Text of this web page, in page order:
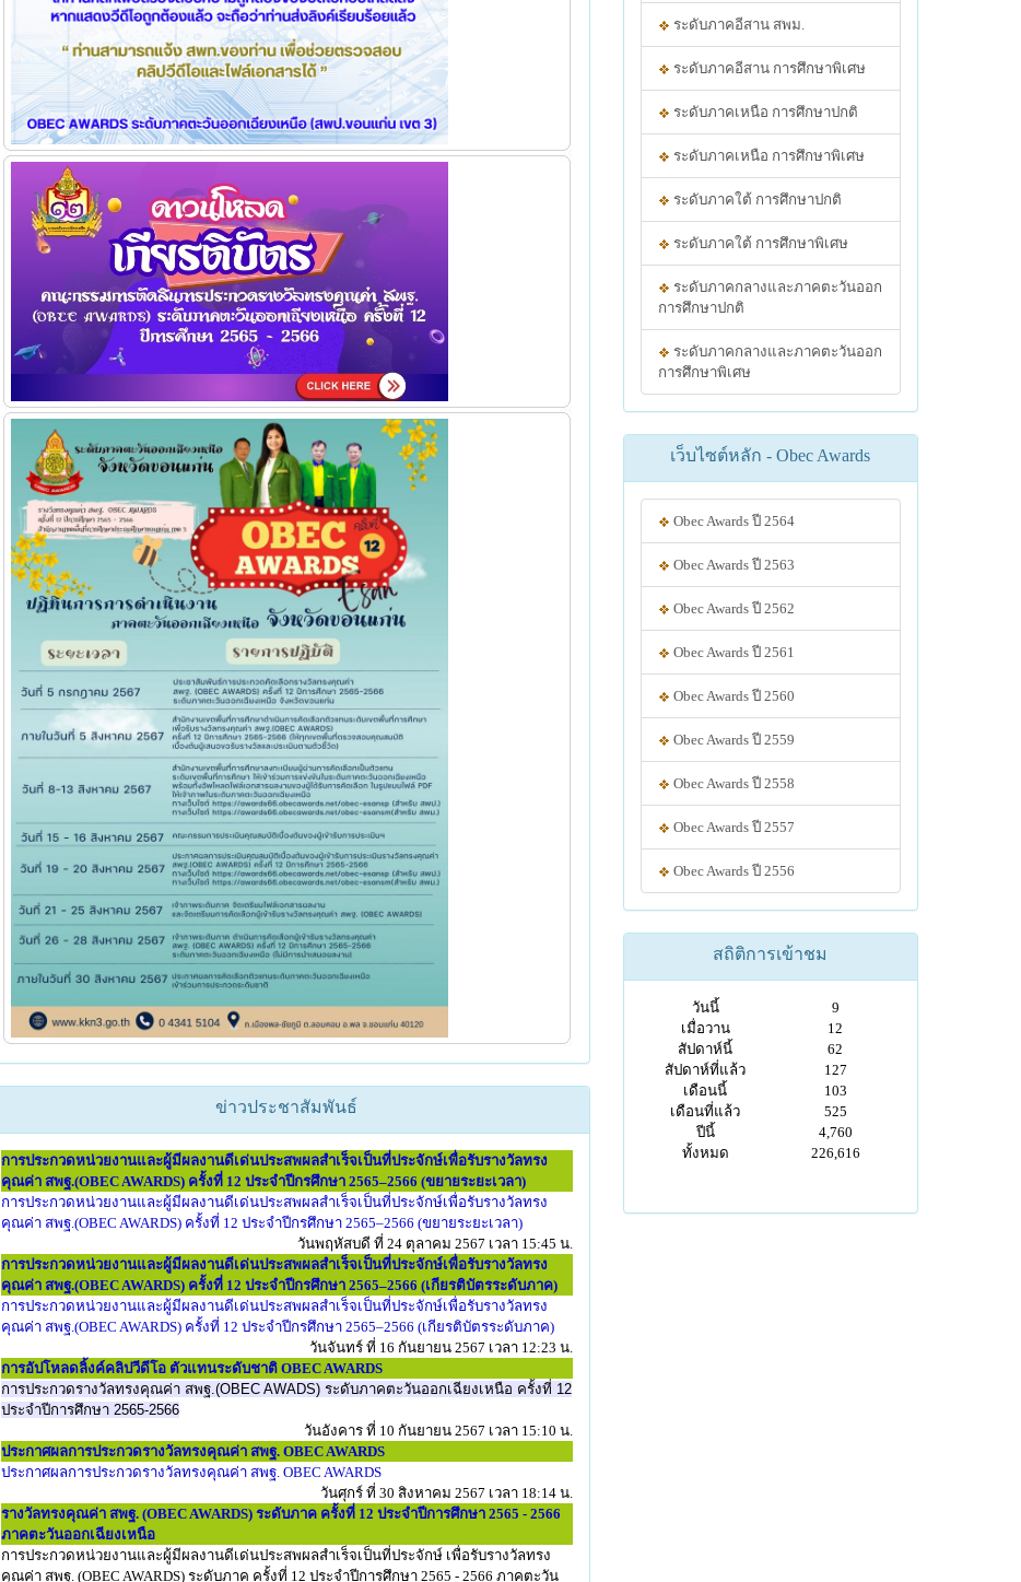
ข่าวประชาสัมพันธ์
การประกวดหน่วยงานและผู้มีผลงานดีเด่นประสพผลสำเร็จเป็นที่ประจักษ์เพื่อรับรางวัลทรง
คุณค่า สพฐ.(OBEC AWARDS) ครั้งที่ 12 ประจำปีกรศึกษา 2565–2566 (ขยายระยะเวลา)
การประกวดหน่วยงานและผู้มีผลงานดีเด่นประสพผลสำเร็จเป็นที่ประจักษ์เพื่อรับรางวัลทรง
คุณค่า สพฐ.(OBEC AWARDS) ครั้งที่ 12 ประจำปีกรศึกษา 2565–2566 (ขยายระยะเวลา)
วันพฤหัสบดี ที่ 24 ตุลาคม 2567 เวลา 15:45 น.
การประกวดหน่วยงานและผู้มีผลงานดีเด่นประสพผลสำเร็จเป็นที่ประจักษ์เพื่อรับรางวัลทรง
คุณค่า สพฐ.(OBEC AWARDS) ครั้งที่ 12 ประจำปีกรศึกษา 2565–2566 (เกียรติบัตรระดับภาค)
การประกวดหน่วยงานและผู้มีผลงานดีเด่นประสพผลสำเร็จเป็นที่ประจักษ์เพื่อรับรางวัลทรง
คุณค่า สพฐ.(OBEC AWARDS) ครั้งที่ 12 ประจำปีกรศึกษา 2565–2566 (เกียรติบัตรระดับภาค)
วันจันทร์ ที่ 16 กันยายน 2567 เวลา 12:23 น.
การอัปโหลดลิ้งค์คลิปวีดีโอ ตัวแทนระดับชาติ OBEC AWARDS
การประกวดรางวัลทรงคุณค่า สพฐ.(OBEC AWADS) ระดับภาคตะวันออกเฉียงเหนือ ครั้งที่ 12
ประจำปีการศึกษา 2565-2566
วันอังคาร ที่ 10 กันยายน 2567 เวลา 15:10 น.
ประกาศผลการประกวดรางวัลทรงคุณค่า สพฐ. OBEC AWARDS
ประกาศผลการประกวดรางวัลทรงคุณค่า สพฐ. OBEC AWARDS
วันศุกร์ ที่ 30 สิงหาคม 2567 เวลา 18:14 น.
รางวัลทรงคุณค่า สพฐ. (OBEC AWARDS) ระดับภาค ครั้งที่ 12 ประจำปีการศึกษา 2565 - 2566
ภาคตะวันออกเฉียงเหนือ
การประกวดหน่วยงานและผู้มีผลงานดีเด่นประสพผลสำเร็จเป็นที่ประจักษ์ เพื่อรับรางวัลทรง
คุณค่า สพฐ. (OBEC AWARDS) ระดับภาค ครั้งที่ 12 ประจำปีการศึกษา 2565 - 2566 ภาคตะวัน
ระดับภาคอีสาน สพม.
ระดับภาคอีสาน การศึกษาพิเศษ
ระดับภาคเหนือ การศึกษาปกติ
ระดับภาคเหนือ การศึกษาพิเศษ
ระดับภาคใต้ การศึกษาปกติ
ระดับภาคใต้ การศึกษาพิเศษ
ระดับภาคกลางและภาคตะวันออก
การศึกษาปกติ
ระดับภาคกลางและภาคตะวันออก
การศึกษาพิเศษ
เว็บไซต์หลัก - Obec Awards
Obec Awards ปี 2564
Obec Awards ปี 2563
Obec Awards ปี 2562
Obec Awards ปี 2561
Obec Awards ปี 2560
Obec Awards ปี 2559
Obec Awards ปี 2558
Obec Awards ปี 2557
Obec Awards ปี 2556
สถิติการเข้าชม
วันนี้
9
เมื่อวาน
12
สัปดาห์นี้
62
สัปดาห์ที่แล้ว
127
เดือนนี้
103
เดือนที่แล้ว
525
ปีนี้
4,760
ทั้งหมด
226,616